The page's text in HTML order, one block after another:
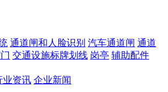
通道闸和人脸识别 汽车通道闸 通道
交通设施标牌划线 岗亭 辅助配件
业资讯 企业新闻